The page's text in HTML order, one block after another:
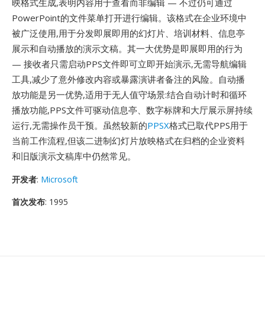
映格式生成,表明内容用于查看而非编辑 — 不过仍可通过
PowerPoint的文件菜单打开进行编辑。该格式在企业环境中
被广泛使用,用于分发即展即用的幻灯片、培训材料、信息亭
展示和自动播放的演示文稿。其一大优势是即展即用的行为
— 接收者只需启动PPS文件即可立即开始演示,无需导航编辑
工具,减少了意外修改内容或暴露演讲者备注的风险。自动播
放功能是另一优势,适用于无人值守场景:结合自动计时和循环
播放功能,PPS文件可驱动信息亭、数字标牌和大厅展示屏持续
运行,无需操作员干预。虽然较新的PPSX格式已取代PPS用于
当前工作流程,但该二进制幻灯片放映格式在归档的企业资料
和旧版演示文稿库中仍然常见。
开发者: Microsoft
首次发布: 1995